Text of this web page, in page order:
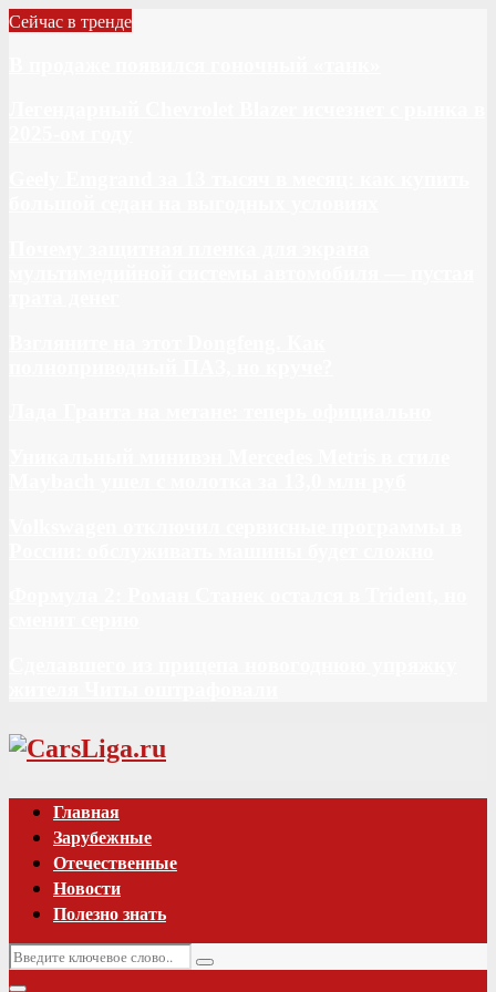
Сейчас в тренде
Vk
Главная
Зарубежные
Отечественные
Новости
Полезно знать
Искать:
Поиск